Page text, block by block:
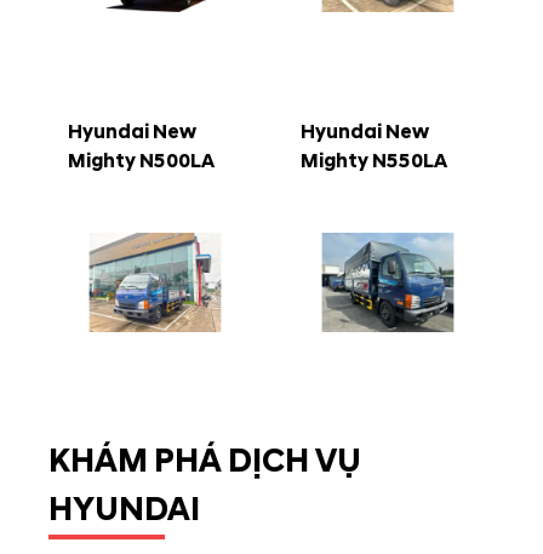
Hyundai New
Mighty N500LA
Hyundai New
Mighty N550LA
KHÁM PHÁ DỊCH VỤ
HYUNDAI